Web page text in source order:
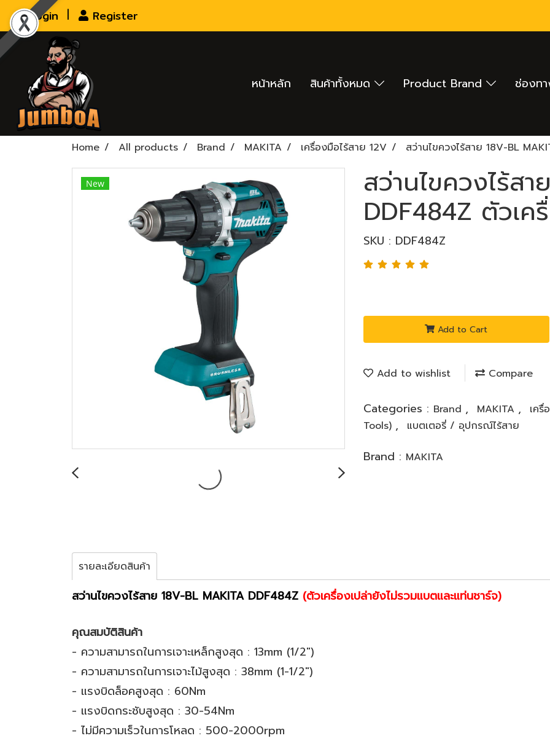
Login Register
หน้าหลัก สินค้าทั้งหมด Product Brand ช่องทา
Home All products Brand MAKITA เครื่องมือไร้สาย 12V สว่านไขควงไร้สาย 18V-BL
New สว่านไขควงไร้ส
DDF484Z ตัวเค
SKU : DDF484Z
Add to Cart
Add to wishlist Compare
Categories : Brand , MAKITA ,
เค
Tools) , แบตเตอรี่ / อุปกรณ์ไร้สาย
Brand : MAKITA
รายละเอียดสินค้า
สว่านไขควงไร้สาย 18V-BL MAKITA DDF484Z (ตัวเครื่องเปล่ายังไม่รวมแบตและแท่นชาร์จ)
คุณสมบัติสินค้า
- ความสามารถในการเจาะเหล็กสูงสุด : 13mm (1/2")
- ความสามารถในการเจาะไม้สูงสุด : 38mm (1-1/2")
- แรงบิดล็อคสูงสุด : 60Nm
- แรงบิดกระชับสูงสุด : 30-54Nm
- ไม่มีความเร็วในการโหลด : 500-2000rpm